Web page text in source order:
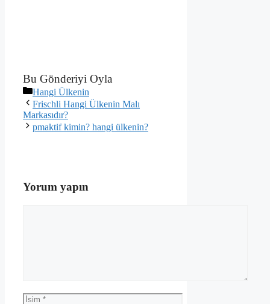
Bu Gönderiyi Oyla
Kategoriler
Hangi Ülkenin
Frischli Hangi Ülkenin Malı
Markasıdır?
pmaktif kimin? hangi ülkenin?
Yorum yapın
İsim